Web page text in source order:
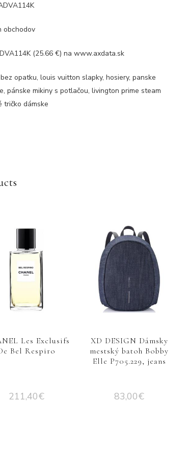
obchodov
(25.66 €) na www.axdata.sk
opatku, louis vuitton slapky, hosiery, panske
pánske mikiny s potlačou, livington prime steam
tričko dámske
Les Exclusifs
Bel Respiro
211,40€
XD DESIGN Dámsky
mestský batoh Bobby
Elle P705.229, jeans
83,00€